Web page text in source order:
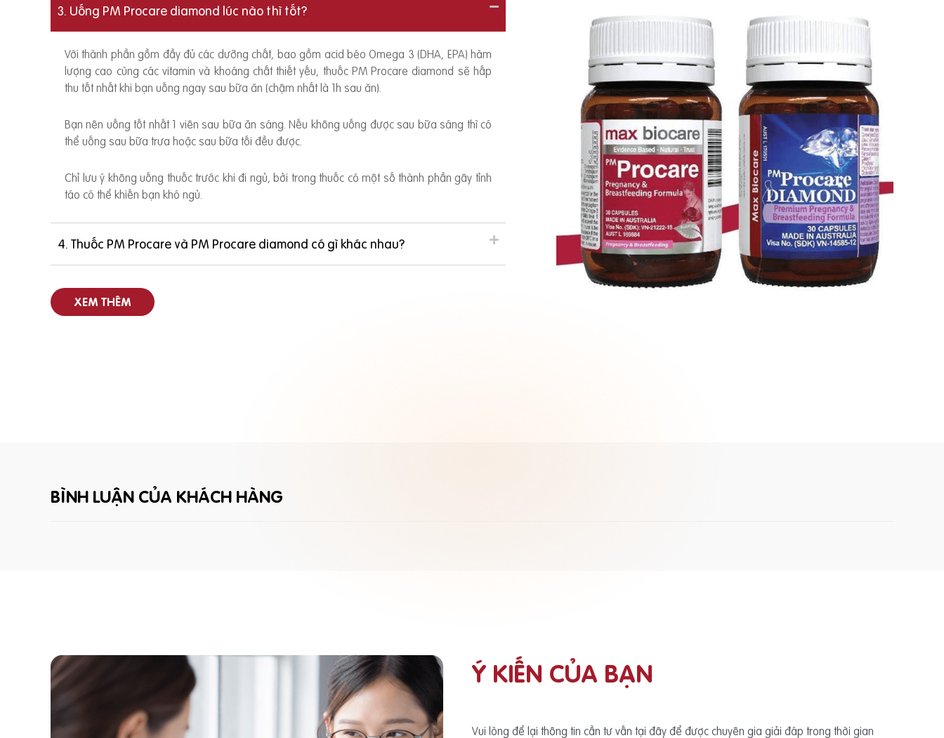
3. Uống PM Procare diamond lúc nào thì tốt?
Với thành phần gồm đầy đủ các dưỡng chất, bao gồm acid béo Omega 3 (DHA, EPA) hàm
lượng cao cùng các vitamin và khoáng chất thiết yếu, thuốc PM Procare diamond sẽ hấp
thu tốt nhất khi bạn uống ngay sau bữa ăn (chậm nhất là 1h sau ăn).
Bạn nên uống tốt nhất 1 viên sau bữa ăn sáng. Nếu không uống được sau bữa sáng thì có
thể uống sau bữa trưa hoặc sau bữa tối đều được.
Chỉ lưu ý không uống thuốc trước khi đi ngủ, bởi trong thuốc có một số thành phần gây tỉnh
táo có thể khiến bạn khó ngủ.
4. Thuốc PM Procare và PM Procare diamond có gì khác nhau?
XEM THÊM
BÌNH LUẬN CỦA KHÁCH HÀNG
Ý KIẾN CỦA BẠN
Vui lòng để lại thông tin cần tư vấn tại đây để được chuyên gia giải đáp trong thời gian